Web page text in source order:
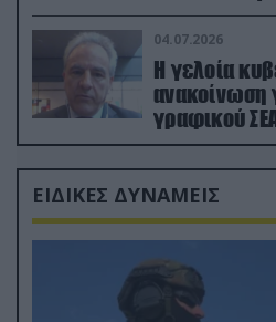
04.07.2026
Η γελοία
ανακοίνωση
γραφικού
Ρώσους
ΕΙΔΙΚΕΣ ΔΥΝΑΜΕΙΣ